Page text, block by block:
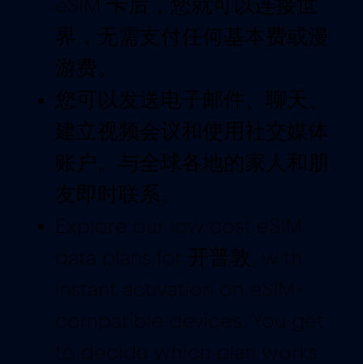
eSIM 卡后，您就可以连接世
界，无需支付任何基本费或漫
游费。
您可以发送电子邮件、聊天、
建立视频会议和使用社交媒体
账户。与全球各地的家人和朋
友即时联系。
Explore our low cost eSIM
data plans for 开普敦, with
instant activation on eSIM-
compatible devices. You get
to decide which plan works